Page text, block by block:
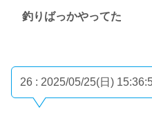
釣りばっかやってた
26 : 2025/05/25(日)